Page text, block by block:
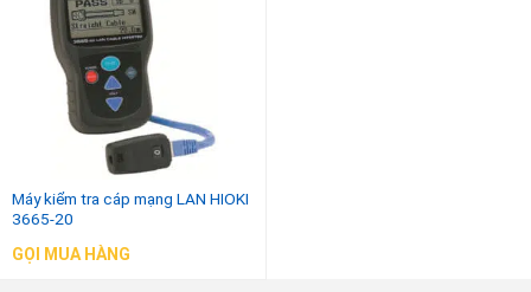
10.000.000₫-0₫
Máy kiểm tra cáp mạng LAN HIOKI
3665-20
GỌI MUA HÀNG